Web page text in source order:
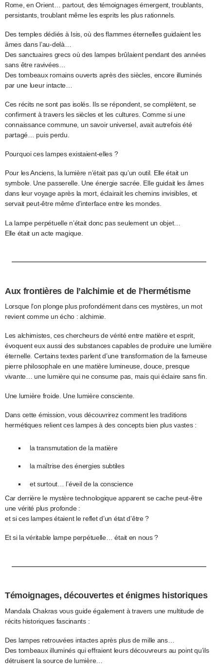
Rome, en Orient… partout, des témoignages émergent, troublants,
persistants, troublant même les esprits les plus rationnels.
Des temples dédiés à Isis, où des flammes éternelles guidaient les
âmes dans l’au-delà…
Des sanctuaires grecs où des lampes brûlaient pendant des années
sans être ravivées…
Des tombeaux romains ouverts après des siècles, encore illuminés
par une lueur intacte…
Ces récits ne sont pas isolés. Ils se répondent, se complètent, se
confirment à travers les siècles et les cultures. Comme si une
connaissance commune, un savoir universel, avait autrefois été
partagé… puis perdu.
Pourquoi ces lampes existaient-elles ?
Pour les Anciens, la lumière n’était pas qu’un outil. Elle était un
symbole. Une passerelle. Une énergie sacrée. Elle guidait les âmes
dans leur voyage après la mort, éclairait les chemins invisibles, et
servait peut-être même d’interface entre les mondes.
La lampe perpétuelle n’était donc pas seulement un objet…
Elle était un acte magique.
Aux frontières de l’alchimie et de l’hermétisme
Lorsque l’on plonge plus profondément dans ces mystères, un mot
revient comme un écho : alchimie.
Les alchimistes, ces chercheurs de vérité entre matière et esprit,
évoquent eux aussi des substances capables de produire une lumière
éternelle. Certains textes parlent d’une transformation de la fameuse
pierre philosophale en une matière lumineuse, douce, presque
vivante… une lumière qui ne consume pas, mais qui éclaire sans fin.
Une lumière froide. Une lumière consciente.
Dans cette émission, vous découvrirez comment les traditions
hermétiques relient ces lampes à des concepts bien plus vastes :
la transmutation de la matière
la maîtrise des énergies subtiles
et surtout… l’éveil de la conscience
Car derrière le mystère technologique apparent se cache peut-être
une vérité plus profonde :
et si ces lampes étaient le reflet d’un état d’être ?
Et si la véritable lampe perpétuelle… était en nous ?
Témoignages, découvertes et énigmes historiques
Mandala Chakras vous guide également à travers une multitude de
récits historiques fascinants :
Des lampes retrouvées intactes après plus de mille ans…
Des tombeaux illuminés qui effraient leurs découvreurs au point qu’ils
détruisent la source de lumière…